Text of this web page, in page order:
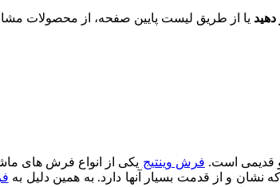
دهید یا از طریق لیست پایین صفحه، از محصولات مشابه
و قدیمی است. فرش وینتیج یکی از انواع فرش های
و از قدمت بسیار آنها دارد. به همین دلیل به